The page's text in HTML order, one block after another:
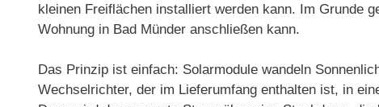
kleinen Freiflächen installiert werden kann. Im Grunde
Wohnung in Bad Münder anschließen kann.
Das Prinzip ist einfach: Solarmodule wandeln
Wechselrichter, der im Lieferumfang enthalten ist, in